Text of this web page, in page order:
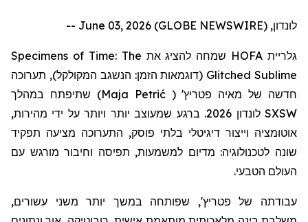
לונדון, June 03, 2026 (GLOBE NEWSWIRE) --
גלריית HOFA שמחה להציג את Specimens of Time: The
Glitched Sublime (דוגמאות הזמן: הנשגב המקולקל), תערוכה
חדשה של מאיה פטריץ'
(
Maja Petrić
) שתיפתח במהלך
SXSW
לונדון 2026. ברגע שמעוצב יותר ויותר על ידי מהירות,
אוטומציה וייצור דיגיטלי בלתי פוסק, התערוכה מציעה תפקיד
שונה לטכנולוגיה: מדיום למשמעות, תפיסה וחיבור מורגש עם
העולם הטבעי.
עבודתה של פטריץ', שפותחה במשך יותר משני עשורים,